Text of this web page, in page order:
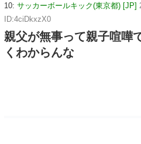
10: サッカーボールキック(東京都) [JP]
ID:4ciDkxzX0
親父が無事って親子喧嘩
くわからんな